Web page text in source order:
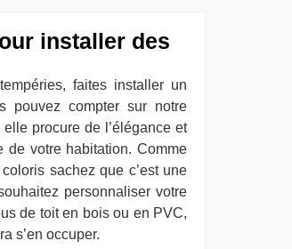
installer des
faites installer un
pouvez compter sur notre
procure de l’élégance et
de votre habitation. Comme
sachez que c’est une
personnaliser votre
de toit en bois ou en PVC,
s’en occuper.